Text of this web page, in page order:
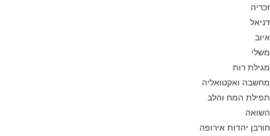
זכריה
דניאל
איוב
משלי
מגילת רות
מחשבה ואקטואליה
תפילת המח והלב
השואה
חורבן יהדות אירופה